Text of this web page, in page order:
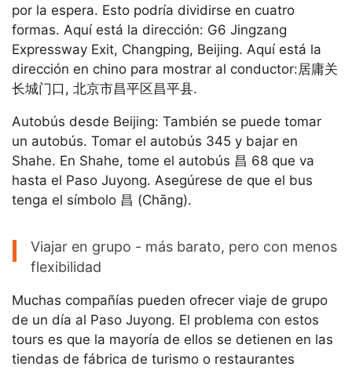
por la espera. Esto podría dividirse en cuatro
formas. Aquí está la dirección: G6 Jingzang
Expressway Exit, Changping, Beijing. Aquí está la
dirección en chino para mostrar al conductor:居庸关
长城门口, 北京市昌平区昌平县.
Autobús desde Beijing: También se puede tomar
un autobús. Tomar el autobús 345 y bajar en
Shahe. En Shahe, tome el autobús 昌 68 que va
hasta el Paso Juyong. Asegúrese de que el bus
tenga el símbolo 昌 (Chāng).
Viajar en grupo - más barato, pero con menos
flexibilidad
Muchas compañías pueden ofrecer viaje de grupo
de un día al Paso Juyong. El problema con estos
tours es que la mayoría de ellos se detienen en las
tiendas de fábrica de turismo o restaurantes